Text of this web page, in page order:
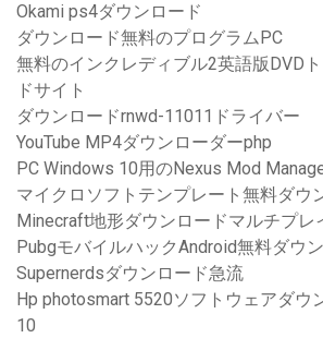
Okami ps4ダウンロード
ダウンロード無料のプログラムPC
無料のインクレディブル2英語版DVD
ドサイト
ダウンロードrnwd-11011ドライバー
YouTube MP4ダウンローダーphp
PC Windows 10用のNexus Mod
マイクロソフトテンプレート無料ダウ
Minecraft地形ダウンロードマルチプレ
PubgモバイルハックAndroid無料ダウ
Supernerdsダウンロード急流
Hp photosmart 5520ソフトウェアダウ
10